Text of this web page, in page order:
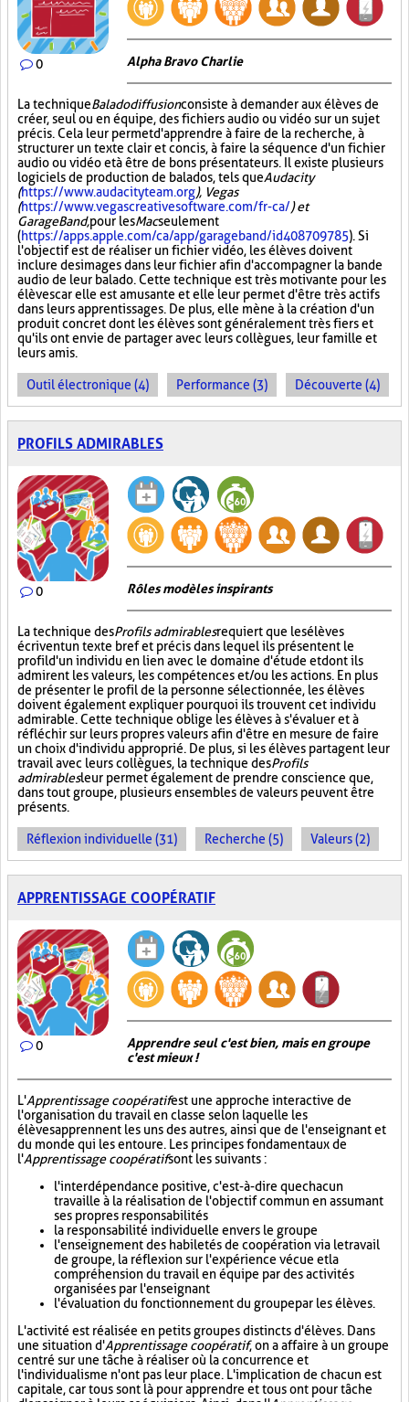
0 Alpha Bravo Charlie
La techniqueBaladodiffusionconsiste à demander aux élèves de
créer, seul ou en équipe, des fichiers audio ou vidéo sur un sujet
précis. Cela leur permet d'apprendre à faire de la recherche, à
structurer un texte clair et concis, à faire la séquence d'un fichier
audio ou vidéo et à être de bons présentateurs. Il existe plusieurs
logiciels de production de balados, tels queAudacity
(https://www.audacityteam.org), Vegas
(https://www.vegascreativesoftware.com/fr-ca/) et
GarageBand,pour lesMacseulement
(https://apps.apple.com/ca/app/garageband/id408709785). Si
l'objectif est de réaliser un fichier vidéo, les élèves doivent
inclure des images dans leur fichier afin d'accompagner la bande
audio de leur balado. Cette technique est très motivante pour les
élèves car elle est amusante et elle leur permet d'être très actifs
dans leurs apprentissages. De plus, elle mène à la création d'un
produit concret dont les élèves sont généralement très fiers et
qu'ils ont envie de partager avec leurs collègues, leur famille et
leurs amis.
Outil électronique (4) Performance (3) Découverte (4)
PROFILS ADMIRABLES
0 Rôles modèles inspirants
La technique desProfils admirablesrequiert que les élèves
écrivent un texte bref et précis dans lequel ils présentent le
profil d'un individu en lien avec le domaine d'étude et dont ils
admirent les valeurs, les compétences et/ou les actions. En plus
de présenter le profil de la personne sélectionnée, les élèves
doivent également expliquer pourquoi ils trouvent cet individu
admirable. Cette technique oblige les élèves à s'évaluer et à
réfléchir sur leurs propres valeurs afin d'être en mesure de faire
un choix d'individu approprié. De plus, si les élèves partagent leur
travail avec leurs collègues, la technique desProfils
admirablesleur permet également de prendre conscience que,
dans tout groupe, plusieurs ensembles de valeurs peuvent être
présents.
Réflexion individuelle (31) Recherche (5) Valeurs (2)
APPRENTISSAGE COOPÉRATIF
0
Apprendre seul c'est bien, mais en groupe
c'est mieux !
L'Apprentissage coopératifest une approche interactive de
l'organisation du travail en classe selon laquelle les
élèves apprennent les uns des autres, ainsi que de l'enseignant et
du monde qui les entoure. Les principes fondamentaux de
l'Apprentissage coopératifsont les suivants :
l'interdépendance positive, c'est-à-dire que chacun
travaille à la réalisation de l'objectif commun en assumant
ses propres responsabilités
la responsabilité individuelle envers le groupe
l'enseignement des habiletés de coopération via le travail
de groupe, la réflexion sur l'expérience vécue et la
compréhension du travail en équipe par des activités
organisées par l'enseignant
l'évaluation du fonctionnement du groupe par les élèves.
L'activité est réalisée en petits groupes distincts d'élèves. Dans
une situation d'Apprentissage coopératif, on a affaire à un groupe
centré sur une tâche à réaliser où la concurrence et
l'individualisme n'ont pas leur place. L'implication de chacun est
capitale, car tous sont là pour apprendre et tous ont pour tâche